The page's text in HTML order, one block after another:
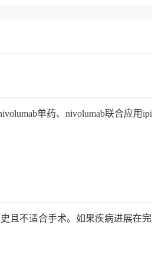
单药、nivolumab联合应用
且不适合手术。如果疾病进展在